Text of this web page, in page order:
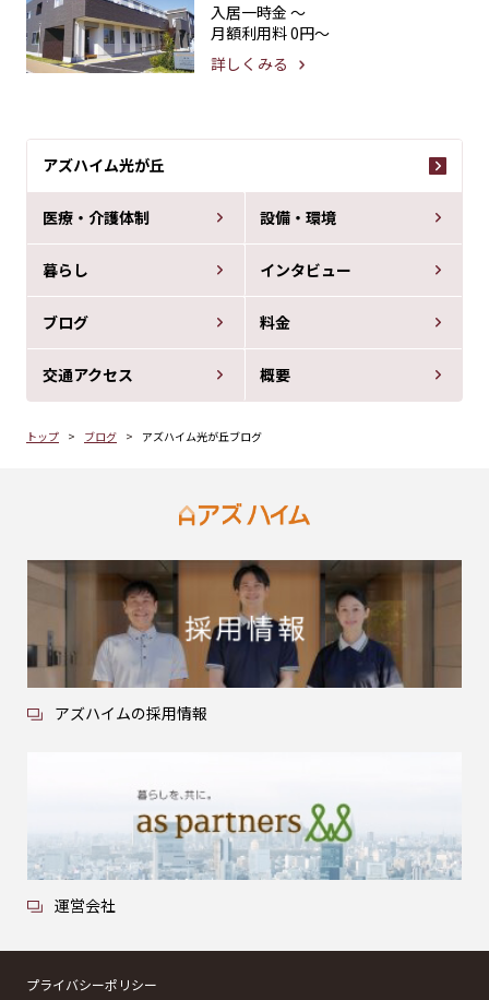
アズハイム光が丘
医療・介護体制 設備・環境
暮らし インタビュー
ブログ 料金
交通アクセス 概要
トップ ブログ アズハイム光が丘ブログ
入居一時金 〜
月額利用料0円〜
詳しくみる
アズハイムの採用情報
運営会社
プライバシーポリシー